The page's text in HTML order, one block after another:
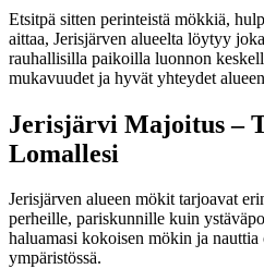
Etsitpä sitten perinteistä mökkiä,
aittaa, Jerisjärven alueelta löytyy
rauhallisilla paikoilla luonnon
mukavuudet ja hyvät yhteydet
Jerisjärvi Majoitus –
Lomallesi
Jerisjärven alueen mökit tarjoavat
perheille, pariskunnille kuin
haluamasi kokoisen mökin ja
ympäristössä.